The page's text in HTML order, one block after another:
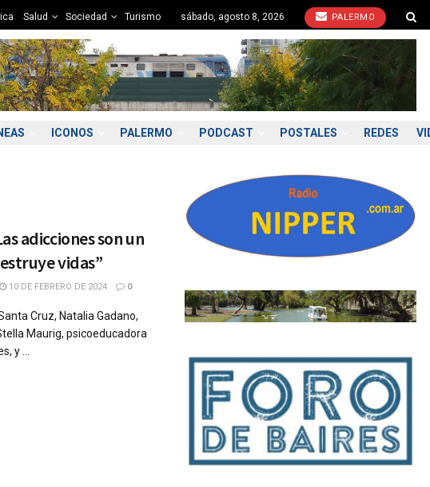
Salud Sociedad Turismo sábado, agosto 8, 2026 PALERMO
ICONOS PALERMO PODCAST POSTALES REDES
adicciones son un
vidas”
10 DE FEBRERO DE 2024 0
Cruz, Natalia Gadano,
Maurig, psicoeducadora
y ...